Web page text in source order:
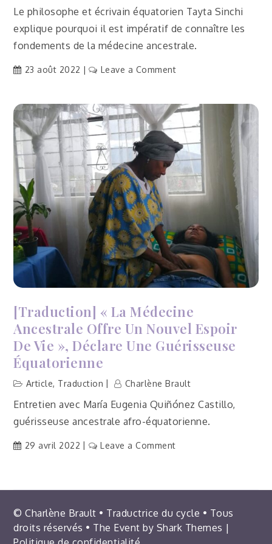
Le philosophe et écrivain équatorien Tayta Sinchi
explique pourquoi il est impératif de connaître les
fondements de la médecine ancestrale.
23 août 2022 Leave a Commenton
un
philosophe
équatorien,
« La
médecine
ancestrale
est
sagesse
et
non
de
la
ou
du
folklore »
[Traduction] « La Médecine
Ancestrale Offre Un Nouvel Espoir
De Vie », Déclare Une Guérisseuse
Équatorienne
Article, Traduction Charlène Brault
Entretien avec María Eugenia Quiñónez Castillo,
guérisseuse ancestrale afro-équatorienne.
29 avril 2022 Leave a Commenton
médecine
offre
un
© Charlène Brault • Traductrice du cycle • Tous
droits réservés • The Event by Shark Themes |